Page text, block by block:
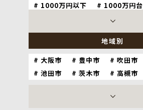
1000万円以下
1000万円台
3000万円以上
地域別
大阪市 豊中市 吹田市
池田市
茨木市 高槻市